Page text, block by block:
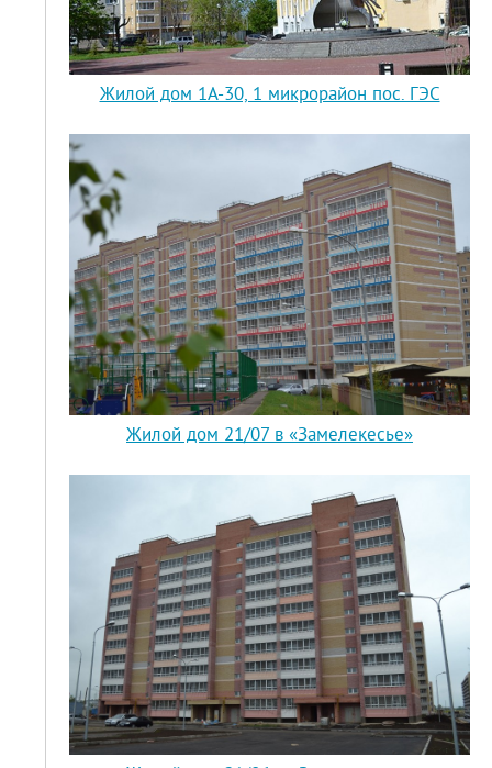
Жилой дом 1А-30, 1 микрорайон пос. ГЭС
Жилой дом 21/07 в «Замелекесье»